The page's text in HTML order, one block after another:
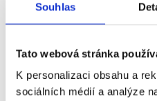
Souhlas
Tato webová stránka
K personalizaci obsahu a
sociálních médií a analýze
Recent